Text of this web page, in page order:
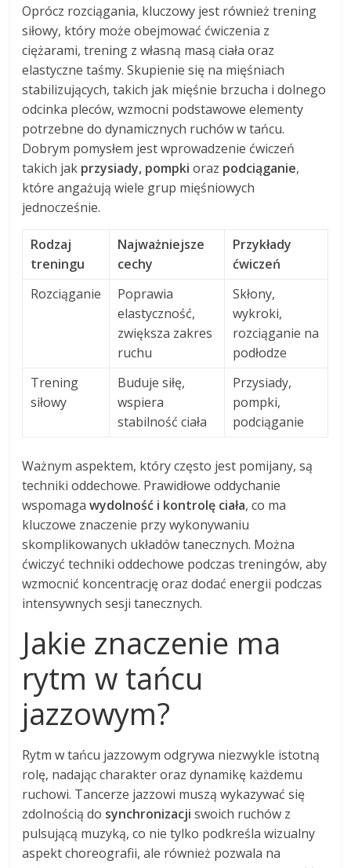
Oprócz rozciągania, kluczowy jest również trening
siłowy, który może obejmować ćwiczenia z
ciężarami, trening z własną masą ciała oraz
elastyczne taśmy. Skupienie się na mięśniach
stabilizujących, takich jak mięśnie brzucha i dolnego
odcinka pleców, wzmocni podstawowe elementy
potrzebne do dynamicznych ruchów w tańcu.
Dobrym pomysłem jest wprowadzenie ćwiczeń
takich jak przysiady, pompki oraz podciąganie,
które angażują wiele grup mięśniowych
jednocześnie.
Rodzaj
treningu
Najważniejsze
cechy
Przykłady
ćwiczeń
Rozciąganie
Poprawia
elastyczność,
zwiększa zakres
ruchu
Skłony,
wykroki,
rozciąganie na
podłodze
Trening
siłowy
Buduje siłę,
wspiera
stabilność ciała
Przysiady,
pompki,
podciąganie
Ważnym aspektem, który często jest pomijany, są
techniki oddechowe. Prawidłowe oddychanie
wspomagawydolność i kontrolę ciała, co ma
kluczowe znaczenie przy wykonywaniu
skomplikowanych układów tanecznych. Można
ćwiczyć techniki oddechowe podczas treningów, aby
wzmocnić koncentrację oraz dodać energii podczas
intensywnych sesji tanecznych.
Jakie znaczenie ma
rytm w tańcu
jazzowym?
Rytm w tańcu jazzowym odgrywa niezwykle istotną
rolę, nadając charakter oraz dynamikę każdemu
ruchowi. Tancerze jazzowi muszą wykazywać się
zdolnością do synchronizacji swoich ruchów z
pulsującą muzyką, co nie tylko podkreśla wizualny
aspekt choreografii, ale również pozwala na